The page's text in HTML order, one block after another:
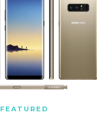
FEATURED